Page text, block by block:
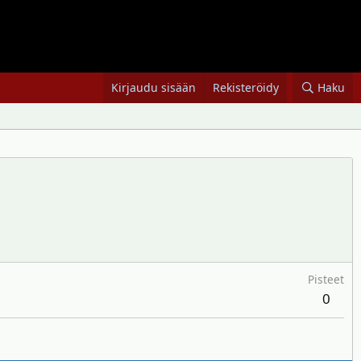
Kirjaudu sisään Rekisteröidy Haku
Pisteet
0